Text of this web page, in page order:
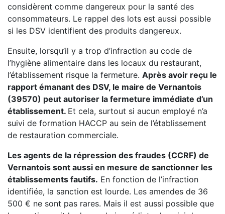
considèrent comme dangereux pour la santé des
consommateurs. Le rappel des lots est aussi possible
si les DSV identifient des produits dangereux.
Ensuite, lorsqu’il y a trop d’infraction au code de
l’hygiène alimentaire dans les locaux du restaurant,
l’établissement risque la fermeture. Après avoir reçu le
rapport émanant des DSV, le maire de Vernantois
(39570) peut autoriser la fermeture immédiate d’un
établissement. Et cela, surtout si aucun employé n’a
suivi de formation HACCP au sein de l’établissement
de restauration commerciale.
Les agents de la répression des fraudes (CCRF) de
Vernantois sont aussi en mesure de sanctionner les
établissements fautifs. En fonction de l’infraction
identifiée, la sanction est lourde. Les amendes de 36
500 € ne sont pas rares. Mais il est aussi possible que